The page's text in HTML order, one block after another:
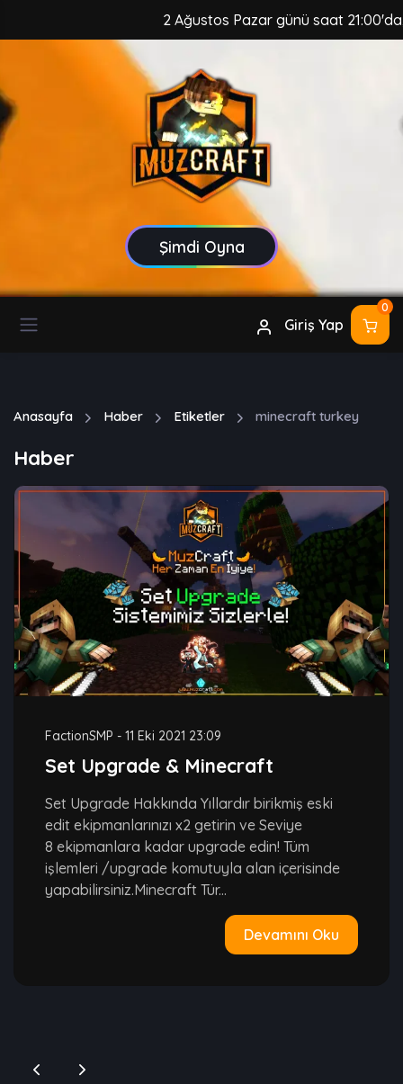
2 Ağustos Pazar günü saat 21:00'da,
Şimdi Oyna
Giriş Yap
0
Anasayfa Haber Etiketler minecraft turkey
Haber
FactionSMP - 11 Eki 2021 23:09
Set Upgrade & Minecraft
Set Upgrade Hakkında Yıllardır birikmiş eski
edit ekipmanlarınızı x2 getirin ve Seviye
8 ekipmanlara kadar upgrade edin! Tüm
işlemleri /upgrade komutuyla alan içerisinde
yapabilirsiniz.Minecraft Tür...
Devamını Oku